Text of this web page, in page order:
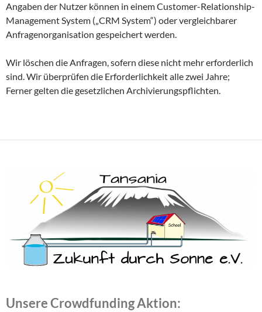
Angaben der Nutzer können in einem Customer-Relationship-
Management System („CRM System“) oder vergleichbarer
Anfragenorganisation gespeichert werden.
Wir löschen die Anfragen, sofern diese nicht mehr erforderlich
sind. Wir überprüfen die Erforderlichkeit alle zwei Jahre;
Ferner gelten die gesetzlichen Archivierungspflichten.
Unsere Crowdfunding Aktion: